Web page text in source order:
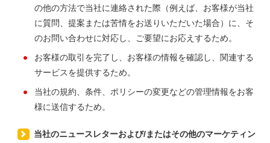
の他の方法で当社に連絡された際（例えば、お客様が当社
に質問、提案または苦情をお送りいただいた場合）に、そ
のお問い合わせに対応し、ご要望にお応えするため。
お客様の取引を完了し、お客様の情報を確認し、関連する
サービスを提供するため。
当社の規約、条件、ポリシーの変更などの管理情報をお客
様に送信するため。
当社のニュースレターおよび/またはその他のマーケティン